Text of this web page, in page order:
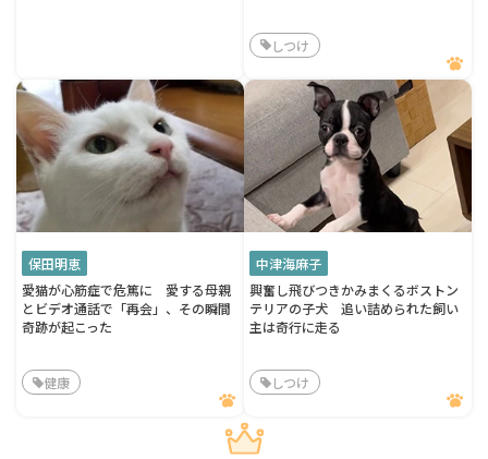
しつけ
保田明恵
愛猫が心筋症で危篤に 愛する母親
とビデオ通話で「再会」、その瞬間
奇跡が起こった
健康
中津海麻子
興奮し飛びつきかみまくるボストン
テリアの子犬 追い詰められた飼い
主は奇行に走る
しつけ